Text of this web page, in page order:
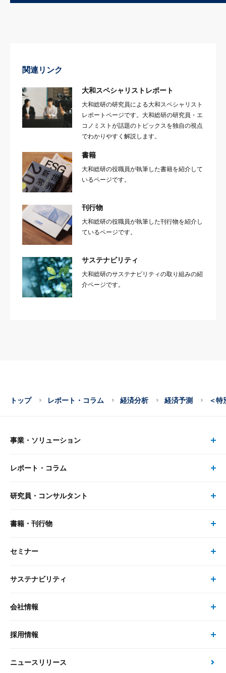
関連リンク
大和スペシャリストレポート
大和総研の研究員による大和スペシャリスト
レポートページです。大和総研の研究員・エ
コノミストが話題のトピックスを独自の視点
でわかりやすく解説します。
書籍
大和総研の役職員が執筆した書籍を紹介して
いるページです。
刊行物
大和総研の役職員が執筆した刊行物を紹介し
ているページです。
サステナビリティ
大和総研のサステナビリティの取り組みの紹
介ページです。
トップ レポート・コラム 経済分析 経済予測 ＜特
事業・ソリューション
事業・ソリューション トップ
リサーチ
大和総研の強み
先端テクノロジーに基づく新たな価値の創出
レポート・コラム
レポート・コラム トップ
最新のレポート・コラム
政策分析
研究員・コンサルタント
研究員・コンサルタント トップ
研究員
書籍・刊行物
書籍・刊行物 トップ
書籍
セミナー
セミナー トップ
現在受付中のセミナー・イベント
サステナビリティ
サステナビリティの取り組み
次世代社会への貢献
会社情報
会社情報 トップ
会社概要・役員一覧
採用情報
採用情報 トップ
ニュースリリース